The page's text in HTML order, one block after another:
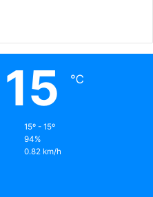
15 ℃
15º - 15º
94%
0.82 km/h